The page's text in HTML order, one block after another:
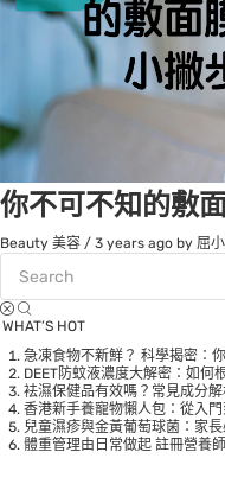
你不可不知的敷
Beauty 美容 / 3 years ago by 屈
WHAT’S HOT
急凍食物不新鮮？ 科學揭密：
DEET防蚊液濃度大解密：如何
袪濕保健品有效嗎？常見成分
香港新手養寵物懶人包：從入
兒童濕疹與金黃葡萄球菌：家
體重管理由日常做起 註冊營養